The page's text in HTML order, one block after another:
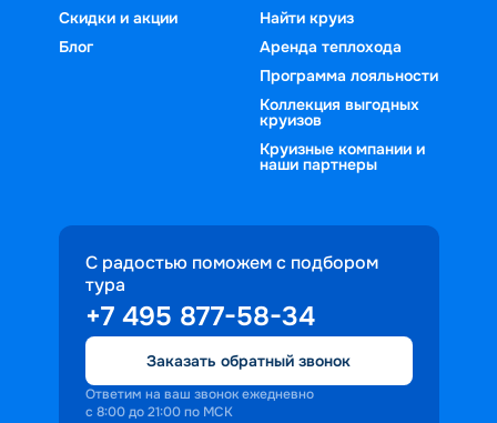
Скидки и акции
Блог
Найти круиз
Аренда теплохода
Программа лояльности
Коллекция выгодных
круизов
Круизные компании и
наши партнеры
С радостью поможем с подбором
тура
+7 495 877-58-34
Заказать обратный звонок
Ответим на ваш звонок ежедневно
с 8:00 до 21:00 по МСК